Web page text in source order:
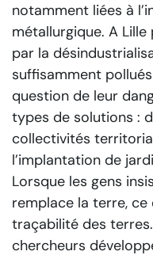
notamment liées à
métallurgique. A
par la
suffisamment
question de leur
types de solutions :
collectivités
l’implantation de
Lorsque les gens
remplace la terre,
traçabilité des
chercheurs